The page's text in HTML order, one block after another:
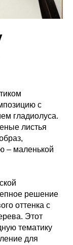
с
гладиолуса.
листья
– маленькой
решение
оттенка с
Этот
тематику
для